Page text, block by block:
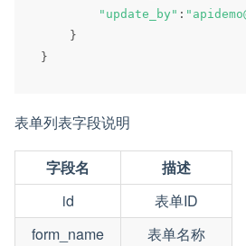
"update_by" :
}
}
表单列表字段说明
字段名
描述
id
表单ID
form_name
表单名称